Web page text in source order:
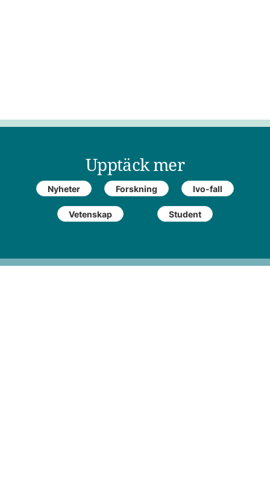
Upptäck mer
Nyheter Forskning Ivo-fall
Vetenskap Student